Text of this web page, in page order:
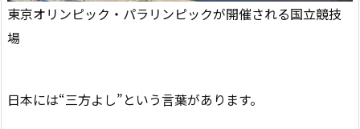
東京オリンピック・パラリンピックが開催される国立競技
場
日本には“三方よし”という言葉があります。